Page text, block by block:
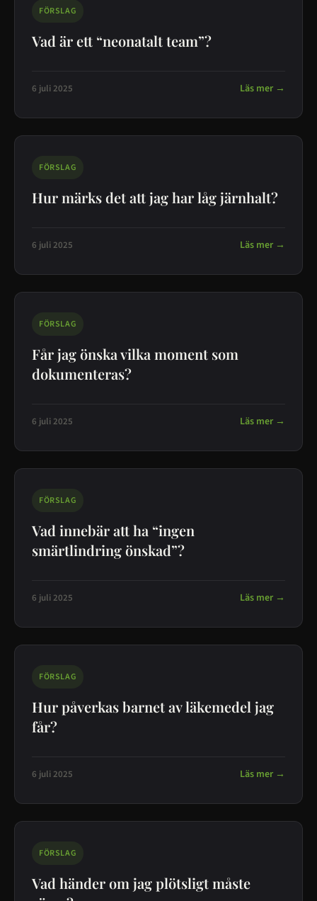
FÖRSLAG
Vad är ett “neonatalt team”?
6 juli 2025 Läs mer →
FÖRSLAG
Hur märks det att jag har låg järnhalt?
6 juli 2025 Läs mer →
FÖRSLAG
Får jag önska vilka moment som
dokumenteras?
6 juli 2025 Läs mer →
FÖRSLAG
Vad innebär att ha “ingen
smärtlindring önskad”?
6 juli 2025 Läs mer →
FÖRSLAG
Hur påverkas barnet av läkemedel jag
får?
6 juli 2025 Läs mer →
FÖRSLAG
Vad händer om jag plötsligt måste